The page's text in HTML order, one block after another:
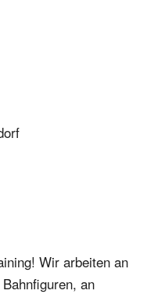
Wir arbeiten an
an